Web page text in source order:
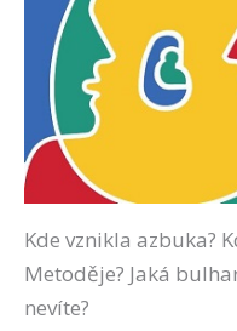
Kde vznikla azbuka?
Metoděje? Jaká
nevíte?